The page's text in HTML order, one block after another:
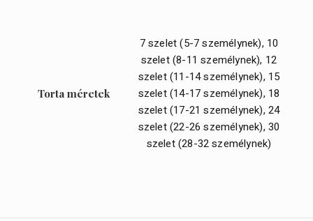
Torta méretek
7 szelet (5-7 személynek), 10
szelet (8-11 személynek), 12
szelet (11-14 személynek), 15
szelet (14-17 személynek), 18
szelet (17-21 személynek), 24
szelet (22-26 személynek), 30
szelet (28-32 személynek)